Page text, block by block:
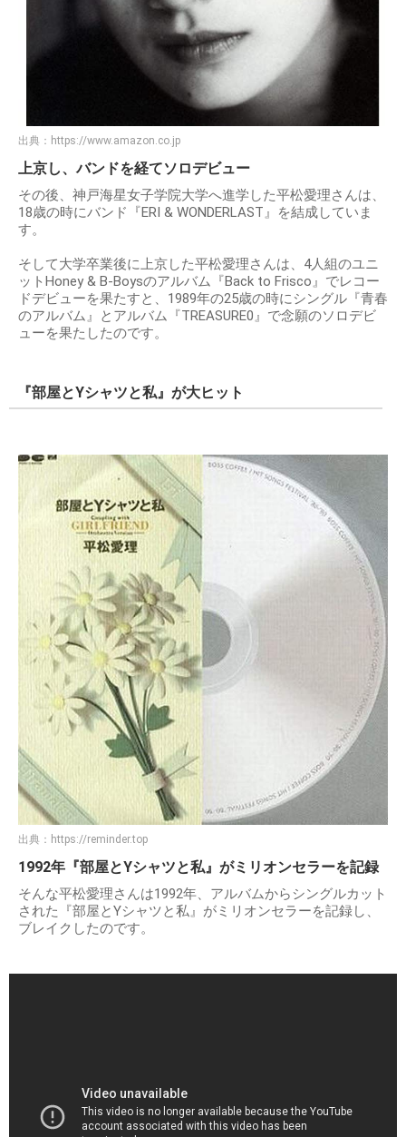
出典： https://www.amazon.co.jp
上京し、バンドを経てソロデビュー
その後、神戸海星女子学院大学へ進学した平松愛理さんは、
18歳の時にバンド『ERI & WONDERLAST』を結成していま
す。
そして大学卒業後に上京した平松愛理さんは、4人組のユニ
ットHoney & B-Boysのアルバム『Back to Frisco』でレコー
ドデビューを果たすと、1989年の25歳の時にシングル『青春
のアルバム』とアルバム『TREASURE0』で念願のソロデビ
ューを果たしたのです。
『部屋とYシャツと私』が大ヒット
出典： https://reminder.top
1992年『部屋とYシャツと私』がミリオンセラーを記録
そんな平松愛理さんは1992年、アルバムからシングルカット
された『部屋とYシャツと私』がミリオンセラーを記録し、
ブレイクしたのです。